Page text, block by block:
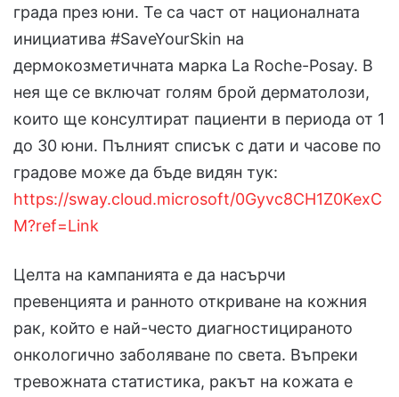
града през юни. Те са част от националната
инициатива #SaveYourSkin на
дермокозметичната марка La Roche-Posay. В
нея ще се включат голям брой дерматолози,
които ще консултират пациенти в периода от 1
до 30 юни. Пълният списък с дати и часове по
градове може да бъде видян тук:
https://sway.cloud.microsoft/0Gyvc8CH1Z0KexC
M?ref=Link
Целта на кампанията е да насърчи
превенцията и ранното откриване на кожния
рак, който е най-често диагностицираното
онкологично заболяване по света. Въпреки
тревожната статистика, ракът на кожата е